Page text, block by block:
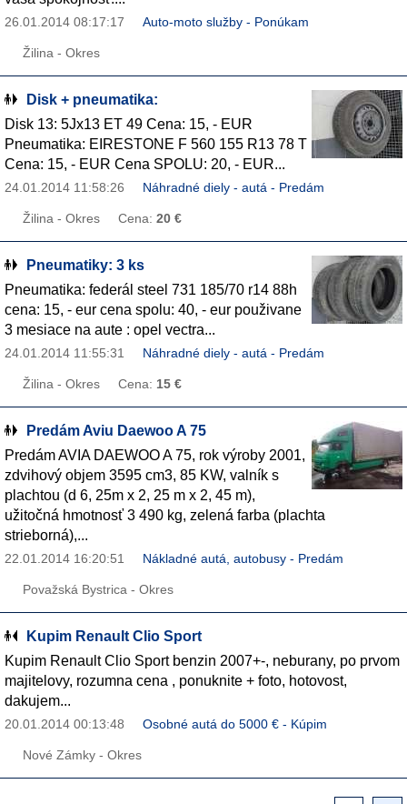
26.01.2014 08:17:17 Auto-moto služby - Ponúkam
Žilina - Okres
Disk + pneumatika:
Disk 13: 5Jx13 ET 49 Cena: 15, - EUR
Pneumatika: EIRESTONE F 560 155 R13 78 T
Cena: 15, - EUR Cena SPOLU: 20, - EUR...
24.01.2014 11:58:26 Náhradné diely - autá - Predám
Žilina - Okres Cena: 20 €
Pneumatiky: 3 ks
Pneumatika: federál steel 731 185/70 r14 88h
cena: 15, - eur cena spolu: 40, - eur použivane
3 mesiace na aute : opel vectra...
24.01.2014 11:55:31 Náhradné diely - autá - Predám
Žilina - Okres Cena: 15 €
Predám Aviu Daewoo A 75
Predám AVIA DAEWOO A 75, rok výroby 2001,
zdvihový objem 3595 cm3, 85 KW, valník s
plachtou (d 6, 25m x 2, 25 m x 2, 45 m),
užitočná hmotnosť 3 490 kg, zelená farba (plachta
strieborná),...
22.01.2014 16:20:51 Nákladné autá, autobusy - Predám
Považská Bystrica - Okres
Kupim Renault Clio Sport
Kupim Renault Clio Sport benzin 2007+-, neburany, po prvom
majitelovy, rozumna cena , ponuknite + foto, hotovost,
dakujem...
20.01.2014 00:13:48 Osobné autá do 5000 € - Kúpim
Nové Zámky - Okres